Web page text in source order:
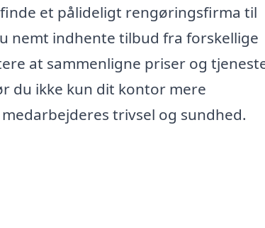
et pålideligt rengøringsfirma til
nemt indhente tilbud fra forskellige
at sammenligne priser og
du ikke kun dit kontor mere
trivsel og sundhed.